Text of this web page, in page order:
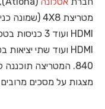
840. המטריצה תוכננה
מצגות על מסכים מרובים